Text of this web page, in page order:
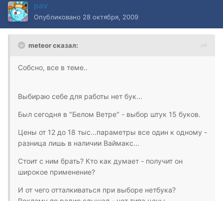
pav
Опубликовано 28 октября, 2009
meteor сказал:
Собсно, все в теме..
Выбираю себе для работы нет бук...
Был сегодня в "Белом Ветре" - выбор штук 15 буков.
Цены от 12 до 18 тыс...параметры все один к одному -
разница лишь в наличии Ваймакс...
Стоит с ним брать? Кто как думает - получит он
широкое применение?
И от чего отталкиваться при выборе нетбука?